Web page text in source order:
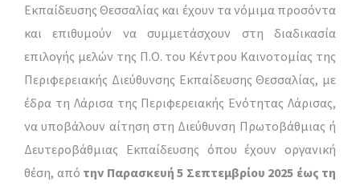
Εκπαίδευσης Θεσσαλίας και έχουν τα νόμιμα προσόντα
και επιθυμούν να συμμετάσχουν στη διαδικασία
επιλογής μελών της Π.Ο. του Κέντρου Καινοτομίας της
Περιφερειακής Διεύθυνσης Εκπαίδευσης Θεσσαλίας, με
έδρα τη Λάρισα της Περιφερειακής Ενότητας Λάρισας,
να υποβάλουν αίτηση στη Διεύθυνση Πρωτοβάθμιας ή
Δευτεροβάθμιας Εκπαίδευσης όπου έχουν οργανική
θέση, από την Παρασκευή 5 Σεπτεμβρίου 2025 έως τη